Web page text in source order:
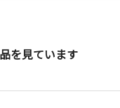
を見ています